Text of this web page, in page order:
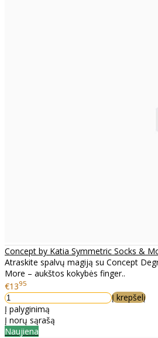
Concept by Katia Symmetric Socks &
Atraskite spalvų magiją su Concept
More – aukštos kokybės finger..
€1395
Į krepšelį
Į palyginimą
Į norų sąrašą
Naujiena